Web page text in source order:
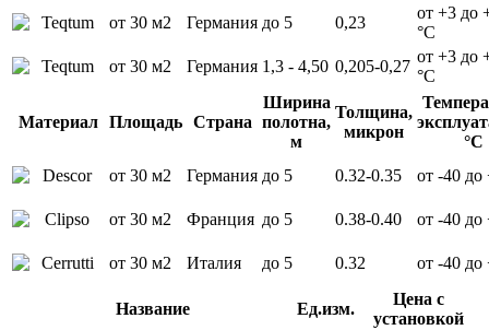
от 30 м2
Германия до 5 0,23
от +3 до
°С
от 30 м2
Германия 1,3 - 4,50 0,205-0,27
от +3 до
°С
Материал Площадь Страна
Ширина
полотна,
м
Толщина,
микрон
°С
от 30 м2
Германия до 5 0.32-0.35 от -40 до
от 30 м2 Франция до 5 0.38-0.40 от -40 до
от 30 м2 Италия до 5 0.32 от -40 до
Название Ед.изм.
Цена с
установкой